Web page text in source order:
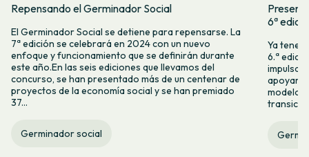
Repensando el Germinador Social
El Germinador Social se detiene para repensarse. La
7ª edición se celebrará en 2024 con un nuevo
enfoque y funcionamiento que se definirán durante
este año.En las seis ediciones que llevamos del
concurso, se han presentado más de un centenar de
proyectos de la economía social y se han premiado
37...
Germinador social
6ª
Ya
6.ª
apoyar
modelos